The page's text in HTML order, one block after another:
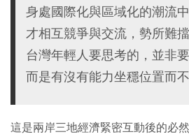
身處國際化與區域化的潮流
才相互競爭與交流，勢所難
台灣年輕人要思考的，並非
而是有沒有能力坐穩位置而不
這是兩岸三地經濟緊密互動後的必